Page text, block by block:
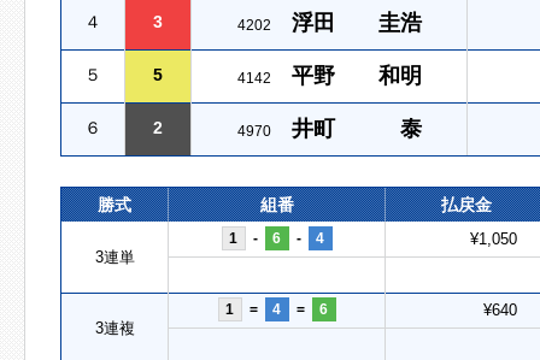
４ 3 4202 浮田 圭浩
５ 5 4142 平野 和明
６ 2 4970 井町 泰
勝式 組番 払戻金
3連単
1 - 6 - 4 ¥1,050
3連複
1 = 4 = 6 ¥640